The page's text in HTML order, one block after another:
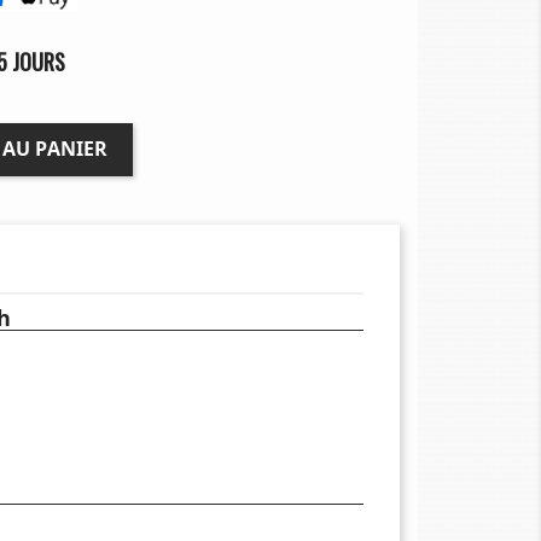
JOURS
PANIER